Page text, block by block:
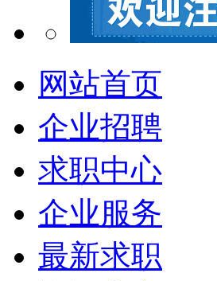
网站首页
企业招聘
求职中心
企业服务
最新求职